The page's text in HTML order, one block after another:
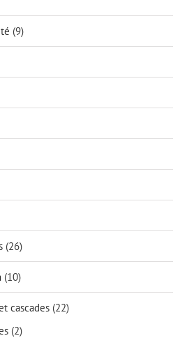
(9)
(26)
(10)
cascades (22)
(2)